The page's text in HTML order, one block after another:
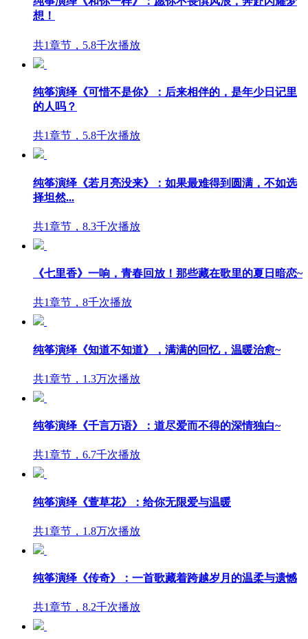
想！
共1章节，5.8千次播放
纯筝演绎《可惜不是你》：后来相伴的，是年少日记里
的人吗？
共1章节，5.8千次播放
纯筝演绎《若月亮没来》：如果最难得到圆满，不如选
择坦然...
共1章节，8.3千次播放
《七里香》一响，青春回放！那些藏在歌里的夏日暗恋~
共1章节，8千次播放
纯筝演绎《知道不知道》，满满的回忆，温暖治愈~
共1章节，1.3万次播放
纯筝演绎《千言万语》：道尽爱而不得的深情独白~
共1章节，6.7千次播放
纯筝演绎《萱草花》：给你无限爱与温暖
共1章节，1.8万次播放
纯筝演绎《传奇》：一首歌藏着跨越岁月的温柔与遗憾
共1章节，8.2千次播放